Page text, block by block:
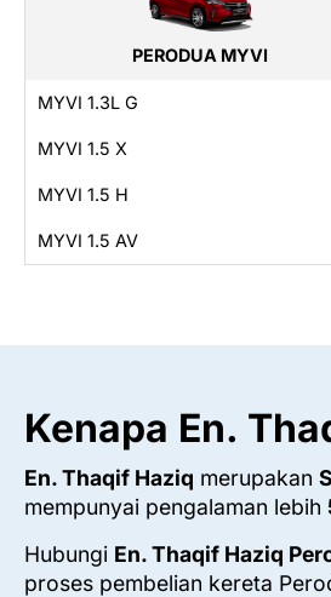
PERODUA MYVI
MYVI 1.3L G
MYVI 1.5 X
MYVI 1.5 H
MYVI 1.5 AV
Kenapa En.
En. Thaqif Haziq merupakan
mempunyai pengalaman lebih
Hubungi En. Thaqif Haziq
proses pembelian kereta